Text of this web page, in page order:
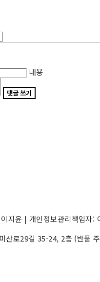
내용
댓글 쓰기
지윤 | 개인정보관리책임
산로29길 35-24, 2층 (반품